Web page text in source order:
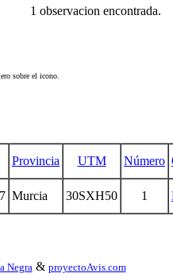
1 observacion encontrada.
sobre el icono.
Provincia UTM Número
Murcia 30SXH50 1
Negra & proyectoAvis.com